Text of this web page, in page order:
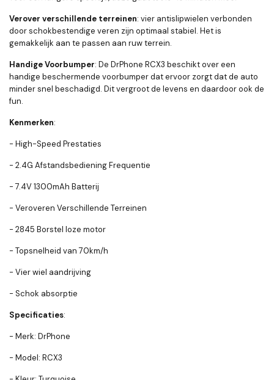
Verover verschillende terreinen: vier antislipwielen verbonden
door schokbestendige veren zijn optimaal stabiel. Het is
gemakkelijk aan te passen aan ruw terrein.
Handige Voorbumper: De DrPhone RCX3 beschikt over een
handige beschermende voorbumper dat ervoor zorgt dat de auto
minder snel beschadigd. Dit vergroot de levens en daardoor ook de
fun.
Kenmerken:
- High-Speed Prestaties
- 2.4G Afstandsbediening Frequentie
- 7.4V 1300mAh Batterij
- Veroveren Verschillende Terreinen
- 2845 Borstel loze motor
- Topsnelheid van 70km/h
- Vier wiel aandrijving
- Schok absorptie
Specificaties:
- Merk: DrPhone
- Model: RCX3